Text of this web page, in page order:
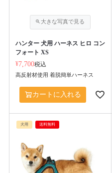
ハンター 犬用 ハーネス ヒロ コン
フォート XS
¥7,700税込
高反射材使用 着脱簡単ハーネス
カートに入れる
犬用 送料無料